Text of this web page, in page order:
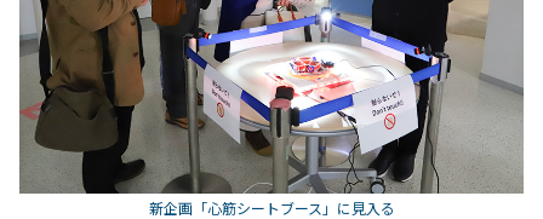
新企画「心筋シートブース」に見入る